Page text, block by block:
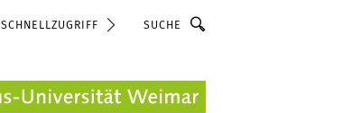
SCHNELLZUGRIFF Suche